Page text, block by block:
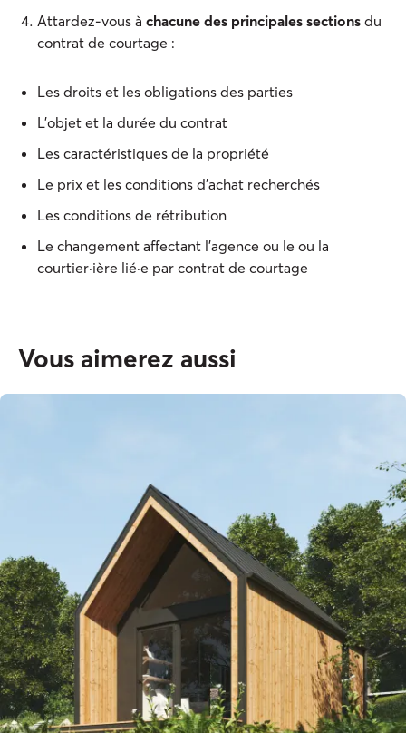
Attardez-vous à chacune des principales sections du
contrat de courtage :
Les droits et les obligations des parties
L’objet et la durée du contrat
Les caractéristiques de la propriété
Le prix et les conditions d’achat recherchés
Les conditions de rétribution
Le changement affectant l’agence ou le ou la
courtier·ière lié·e par contrat de courtage
Vous aimerez aussi